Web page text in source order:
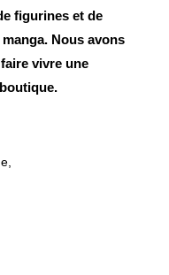
figurines et de
Nous avons
vivre une